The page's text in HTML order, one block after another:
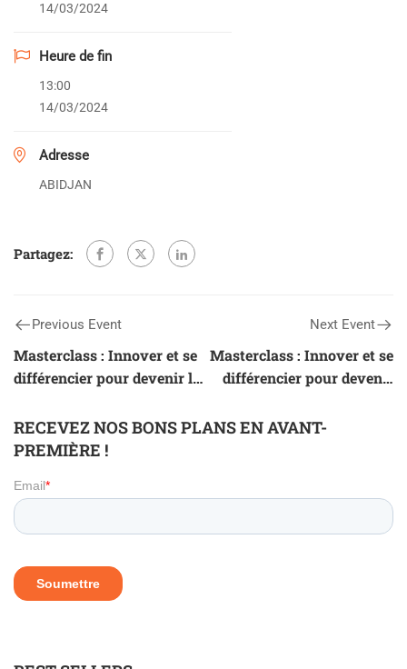
14/03/2024
Heure de fin
13:00
14/03/2024
Adresse
ABIDJAN
Partagez:
Previous Event
Masterclass : Innover et se
différencier pour devenir le
Méthode VALID (ABIDJAN)
Next Event
Masterclass : Innover et se
différencier pour devenir
Méthode VALID
RECEVEZ NOS BONS PLANS EN AVANT-
PREMIÈRE !